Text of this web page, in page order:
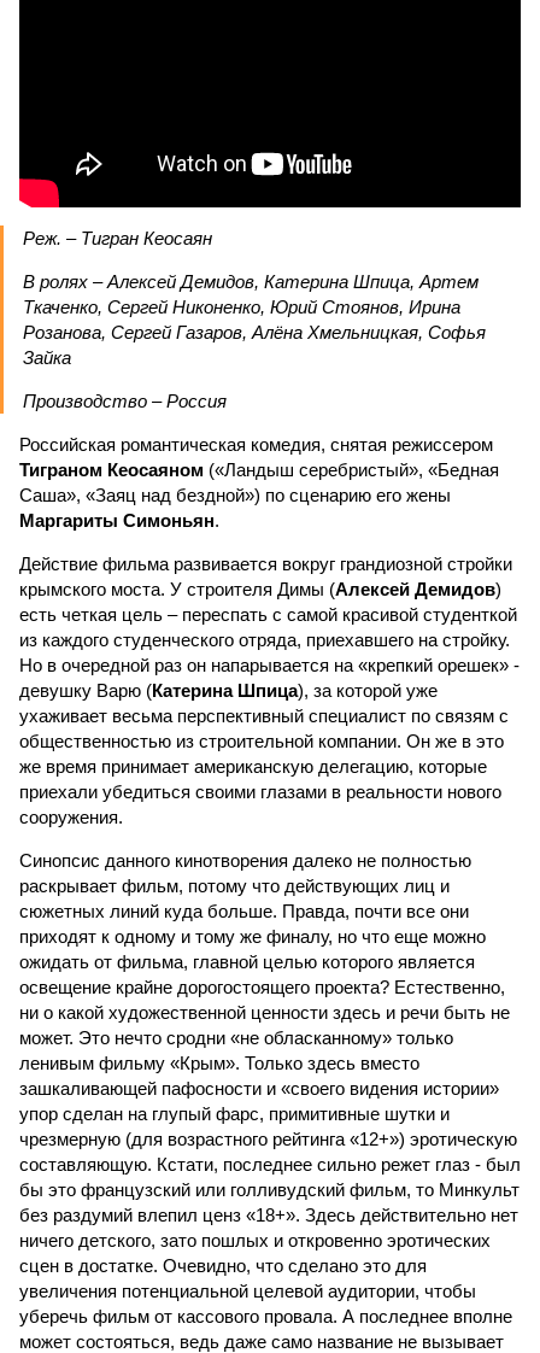
Реж. – Тигран Кеосаян
В ролях – Алексей Демидов, Катерина Шпица, Артем
Ткаченко, Сергей Никоненко, Юрий Стоянов, Ирина
Розанова, Сергей Газаров, Алёна Хмельницкая, Софья
Зайка
Производство – Россия
Российская романтическая комедия, снятая режиссером
Тиграном Кеосаяном («Ландыш серебристый», «Бедная
Саша», «Заяц над бездной») по сценарию его жены
Маргариты Симоньян.
Действие фильма развивается вокруг грандиозной стройки
крымского моста. У строителя Димы (Алексей Демидов)
есть четкая цель – переспать с самой красивой студенткой
из каждого студенческого отряда, приехавшего на стройку.
Но в очередной раз он напарывается на «крепкий орешек» -
девушку Варю (Катерина Шпица), за которой уже
ухаживает весьма перспективный специалист по связям с
общественностью из строительной компании. Он же в это
же время принимает американскую делегацию, которые
приехали убедиться своими глазами в реальности нового
сооружения.
Синопсис данного кинотворения далеко не полностью
раскрывает фильм, потому что действующих лиц и
сюжетных линий куда больше. Правда, почти все они
приходят к одному и тому же финалу, но что еще можно
ожидать от фильма, главной целью которого является
освещение крайне дорогостоящего проекта? Естественно,
ни о какой художественной ценности здесь и речи быть не
может. Это нечто сродни «не обласканному» только
ленивым фильму «Крым». Только здесь вместо
зашкаливающей пафосности и «своего видения истории»
упор сделан на глупый фарс, примитивные шутки и
чрезмерную (для возрастного рейтинга «12+») эротическую
составляющую. Кстати, последнее сильно режет глаз - был
бы это французский или голливудский фильм, то Минкульт
без раздумий влепил ценз «18+». Здесь действительно нет
ничего детского, зато пошлых и откровенно эротических
сцен в достатке. Очевидно, что сделано это для
увеличения потенциальной целевой аудитории, чтобы
уберечь фильм от кассового провала. А последнее вполне
может состояться, ведь даже само название не вызывает